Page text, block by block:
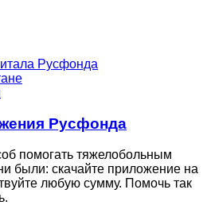
Русфонда
Русфонда
помогать тяжелобольным
были: скачайте приложение на
любую сумму. Помочь так